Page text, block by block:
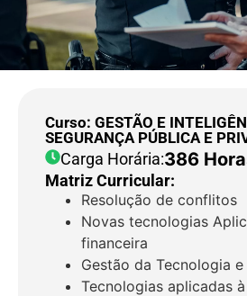
Curso: GESTÃO E
SEGURANÇA PÚBLICA E
Carga Horária:386
Matriz Curricular:
Resolução de conflitos
Novas tecnologias
financeira
Gestão da Tecnologia
Tecnologias aplicadas